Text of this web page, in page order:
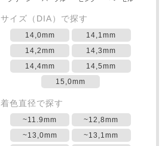
サイズ（DIA）で探す
14,0mm
14,1mm
14,2mm
14,3mm
14,4mm
14,5mm
15,0mm
着色直径で探す
~11.9mm
~12,8mm
~13,0mm
~13,1mm